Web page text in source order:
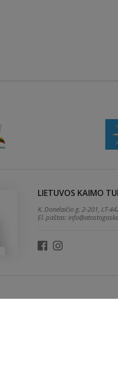
LIETUVOS KAIMO
K. Donelaičio g. 2-201, LT-
El. paštas: